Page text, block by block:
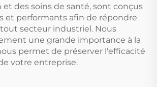
et des soins de santé, sont conçus
et performants afin de répondre
secteur industriel. Nous
une grande importance à la
permet de préserver l'efficacité
votre entreprise.